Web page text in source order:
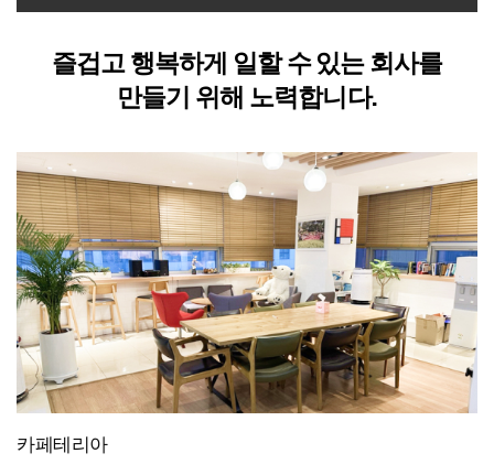
즐겁고 행복하게 일할 수 있는회사를
만들기 위해 노력합니다.
카페테리아